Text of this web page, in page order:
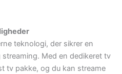
teknologi, der sikrer en
Med en dedikeret tv
tv pakke, og du kan streame